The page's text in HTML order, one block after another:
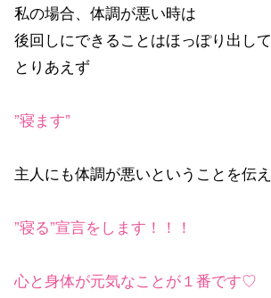
私の場合、体調が悪い時は
後回しにできることはほっぽり出して
とりあえず
”寝ます”
主人にも体調が悪いということを伝え
”寝る”宣言をします！！！
心と身体が元気なことが１番です♡